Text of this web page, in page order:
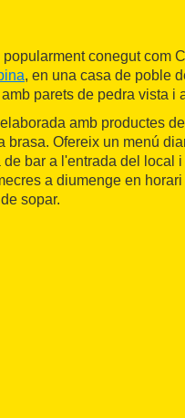
conegut com
, en una casa de poble
amb parets de pedra vista i
amb productes
brasa. Ofereix un menú
de bar a l'entrada del local
a diumenge en
sopar.